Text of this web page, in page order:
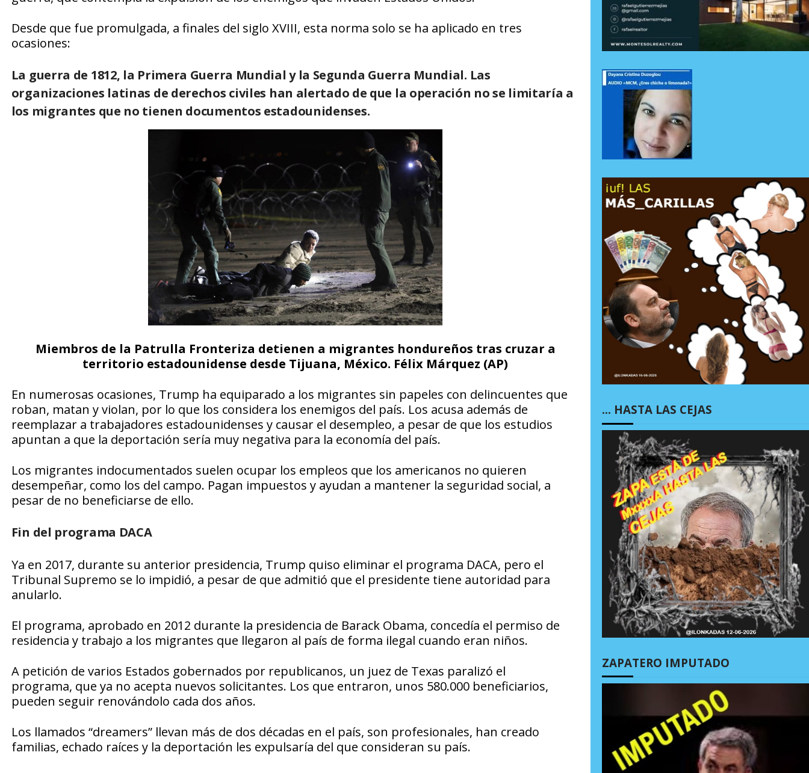
Desde que fue promulgada, a finales del siglo XVIII, esta norma solo se ha aplicado en tres
ocasiones:
La guerra de 1812, la Primera Guerra Mundial y la Segunda Guerra Mundial. Las
organizaciones latinas de derechos civiles han alertado de que la operación no se limitaría a
los migrantes que no tienen documentos estadounidenses.
Miembros de la Patrulla Fronteriza detienen a migrantes hondureños tras cruzar a
territorio estadounidense desde Tijuana, México. Félix Márquez (AP)
En numerosas ocasiones, Trump ha equiparado a los migrantes sin papeles con delincuentes que
roban, matan y violan, por lo que los considera los enemigos del país. Los acusa además de
reemplazar a trabajadores estadounidenses y causar el desempleo, a pesar de que los estudios
apuntan a que la deportación sería muy negativa para la economía del país.
Los migrantes indocumentados suelen ocupar los empleos que los americanos no quieren
desempeñar, como los del campo. Pagan impuestos y ayudan a mantener la seguridad social, a
pesar de no beneficiarse de ello.
Fin del programa DACA
Ya en 2017, durante su anterior presidencia, Trump quiso eliminar el programa DACA, pero el
Tribunal Supremo se lo impidió, a pesar de que admitió que el presidente tiene autoridad para
anularlo.
El programa, aprobado en 2012 durante la presidencia de Barack Obama, concedía el permiso de
residencia y trabajo a los migrantes que llegaron al país de forma ilegal cuando eran niños.
A petición de varios Estados gobernados por republicanos, un juez de Texas paralizó el
programa, que ya no acepta nuevos solicitantes. Los que entraron, unos 580.000 beneficiarios,
pueden seguir renovándolo cada dos años.
Los llamados “dreamers” llevan más de dos décadas en el país, son profesionales, han creado
familias, echado raíces y la deportación les expulsaría del que consideran su país.
… HASTA LAS CEJAS
ZAPATERO IMPUTADO